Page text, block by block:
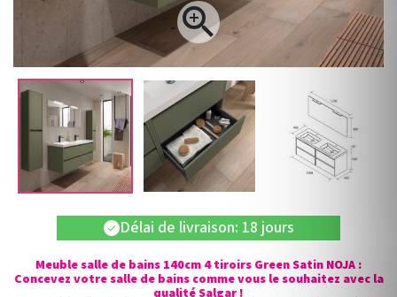

check Délai de livraison: 18 jours
Meuble salle de bains 140cm 4 tiroirs Green Satin NOJA :
Concevez votre salle de bains comme vous le souhaitez avec la
qualité Salgar !